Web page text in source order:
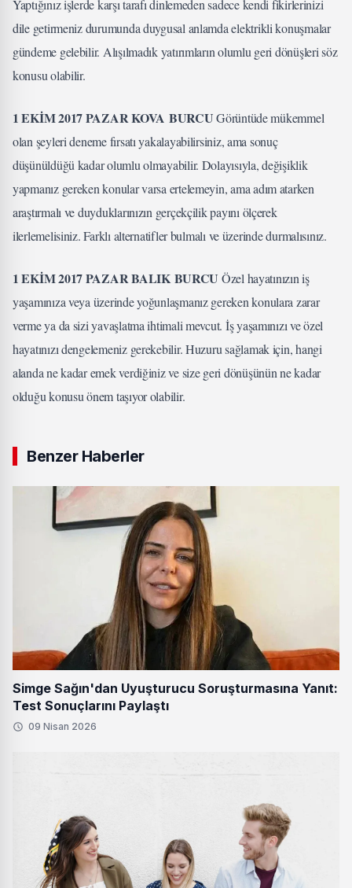
Yaptığınız işlerde karşı tarafı dinlemeden sadece kendi fikirlerinizi
dile getirmeniz durumunda duygusal anlamda elektrikli konuşmalar
gündeme gelebilir. Alışılmadık yatırımların olumlu geri dönüşleri söz
konusu olabilir.
1 EKİM 2017 PAZAR KOVA BURCUGörüntüde mükemmel
olan şeyleri deneme fırsatı yakalayabilirsiniz, ama sonuç
düşünüldüğü kadar olumlu olmayabilir. Dolayısıyla, değişiklik
yapmanız gereken konular varsa ertelemeyin, ama adım atarken
araştırmalı ve duyduklarınızın gerçekçilik payını ölçerek
ilerlemelisiniz. Farklı alternatifler bulmalı ve üzerinde durmalısınız.
1 EKİM 2017 PAZAR BALIK BURCU Özel hayatınızın iş
yaşamınıza veya üzerinde yoğunlaşmanız gereken konulara zarar
verme ya da sizi yavaşlatma ihtimali mevcut. İş yaşamınızı ve özel
hayatınızı dengelemeniz gerekebilir. Huzuru sağlamak için, hangi
alanda ne kadar emek verdiğiniz ve size geri dönüşünün ne kadar
olduğu konusu önem taşıyor olabilir.
Benzer Haberler
Simge Sağın'dan Uyuşturucu Soruşturmasına Yanıt:
Test Sonuçlarını Paylaştı
09 Nisan 2026